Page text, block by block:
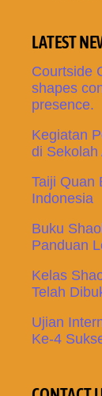
LATEST
Courtside
shapes
presence.
Kegiatan
di Sekolah
Taiji Quan
Indonesia
Buku
Panduan
Kelas
Telah
Ujian
Ke-4